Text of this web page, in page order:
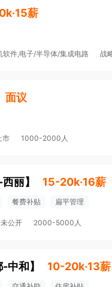
薪
软件,电子/半导体/集成电路 战
面议
市 1000-2000人
丽】 15-20k·16薪
餐费补贴 扁平管理
公开 2000-5000人
-中和】 10-20k·13薪